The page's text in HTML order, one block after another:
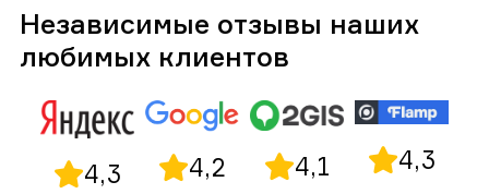
Независимые отзывы наших
любимых клиентов
4,3 4,2 4,1 4,3